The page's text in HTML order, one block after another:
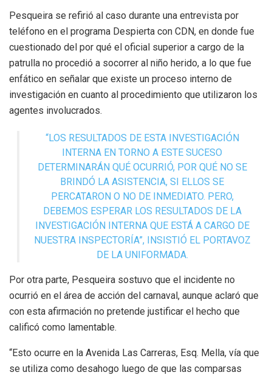
Pesqueira se refirió al caso durante una entrevista por
teléfono en el programa Despierta con CDN, en donde fue
cuestionado del por qué el oficial superior a cargo de la
patrulla no procedió a socorrer al niño herido, a lo que fue
enfático en señalar que existe un proceso interno de
investigación en cuanto al procedimiento que utilizaron los
agentes involucrados.
“LOS RESULTADOS DE ESTA INVESTIGACIÓN
INTERNA EN TORNO A ESTE SUCESO
DETERMINARÁN QUÉ OCURRIÓ, POR QUÉ NO SE
BRINDÓ LA ASISTENCIA, SI ELLOS SE
PERCATARON O NO DE INMEDIATO. PERO,
DEBEMOS ESPERAR LOS RESULTADOS DE LA
INVESTIGACIÓN INTERNA QUE ESTÁ A CARGO DE
NUESTRA INSPECTORÍA”, INSISTIÓ EL PORTAVOZ
DE LA UNIFORMADA.
Por otra parte, Pesqueira sostuvo que el incidente no
ocurrió en el área de acción del carnaval, aunque aclaró que
con esta afirmación no pretende justificar el hecho que
calificó como lamentable.
“Esto ocurre en la Avenida Las Carreras, Esq. Mella, vía que
se utiliza como desahogo luego de que las comparsas